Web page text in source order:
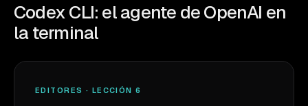
Codex CLI: el agente de OpenAI en
la terminal
EDITORES · LECCIÓN 6